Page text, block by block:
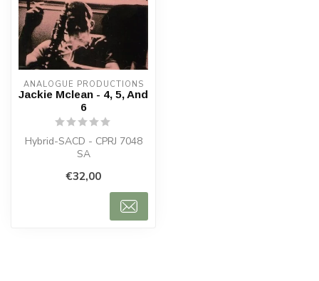
ANALOGUE PRODUCTIONS
Jackie Mclean - 4, 5, And
6
Hybrid-SACD - CPRJ 7048
SA
€32,00